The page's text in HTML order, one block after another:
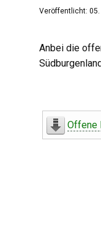
Veröffentlicht: 05.
Anbei die
Offene